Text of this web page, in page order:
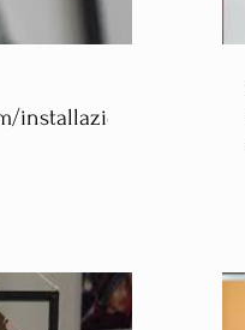
installazioni-